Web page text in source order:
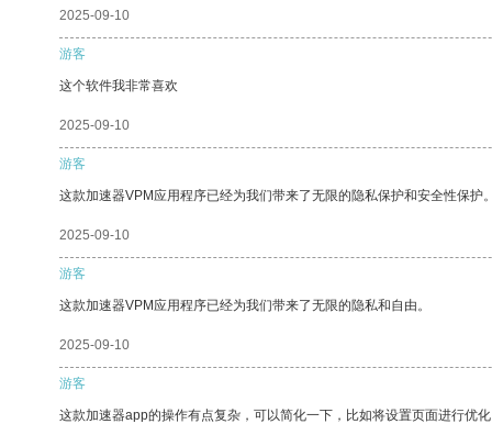
2025-09-10
游客
这个软件我非常喜欢
2025-09-10
游客
这款加速器VPM应用程序已经为我们带来了无限的隐私保护和安全性保护
2025-09-10
游客
这款加速器VPM应用程序已经为我们带来了无限的隐私和自由。
2025-09-10
游客
这款加速器app的操作有点复杂，可以简化一下，比如将设置页面进行优